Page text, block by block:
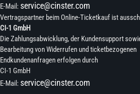
E-Mail: service@cinster.com
Vertragspartner beim Online-Ticketkauf ist
CI-1 GmbH
Die Zahlungsabwicklung, der Kundensupport
Bearbeitung von Widerrufen und ticketbezogenen
Endkundenanfragen erfolgen durch
CI-1 GmbH
E-Mail: service@cinster.com